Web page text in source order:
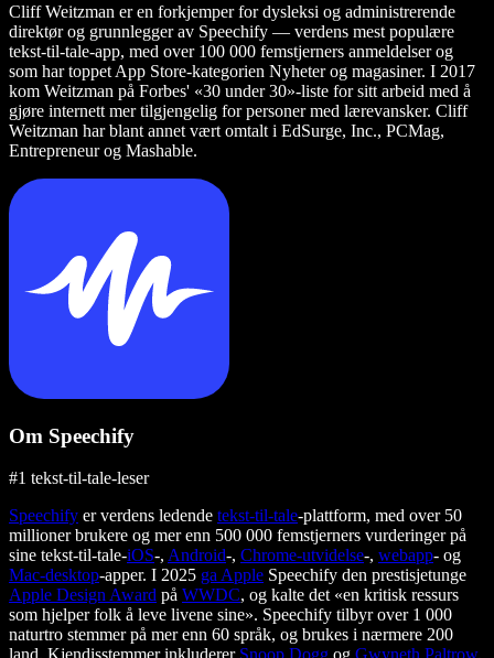
Cliff Weitzman er en forkjemper for dysleksi og administrerende
direktør og grunnlegger av Speechify — verdens mest populære
tekst-til-tale-app, med over 100 000 femstjerners anmeldelser og
som har toppet App Store-kategorien Nyheter og magasiner. I 2017
kom Weitzman på Forbes' «30 under 30»-liste for sitt arbeid med å
gjøre internett mer tilgjengelig for personer med lærevansker. Cliff
Weitzman har blant annet vært omtalt i EdSurge, Inc., PCMag,
Entrepreneur og Mashable.
Om Speechify
#1 tekst-til-tale-leser
Speechify er verdens ledende tekst-til-tale-plattform, med over 50
millioner brukere og mer enn 500 000 femstjerners vurderinger på
sine tekst-til-tale-iOS-, Android-, Chrome-utvidelse-, webapp- og
Mac-desktop-apper. I 2025 ga Apple Speechify den prestisjetunge
Apple Design Award på WWDC, og kalte det «en kritisk ressurs
som hjelper folk å leve livene sine». Speechify tilbyr over 1 000
naturtro stemmer på mer enn 60 språk, og brukes i nærmere 200